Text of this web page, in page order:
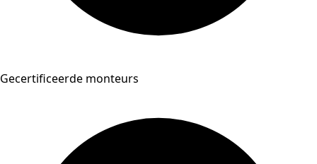
Gecertificeerde monteurs